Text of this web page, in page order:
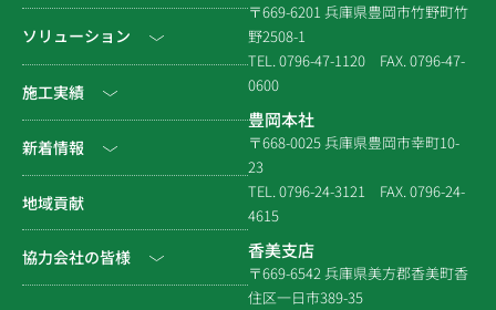
社長挨拶
会社沿革
拠点一覧
企業倫理規定
ソリューション
公共工事
住宅関連
各種連携
施工実績
土木
建築（民間）
新着情報
NEWS & EVENT
メディア掲載
地域貢献
協力会社の皆様
〒669-6201 兵庫県豊岡市竹野町竹
野2508-1
TEL. 0796-47-1120 FAX. 0796-47-
0600
豊岡本社
〒668-0025 兵庫県豊岡市幸町10-
23
TEL. 0796-24-3121 FAX. 0796-24-
4615
香美支店
〒669-6542 兵庫県美方郡香美町香
住区一日市389-35